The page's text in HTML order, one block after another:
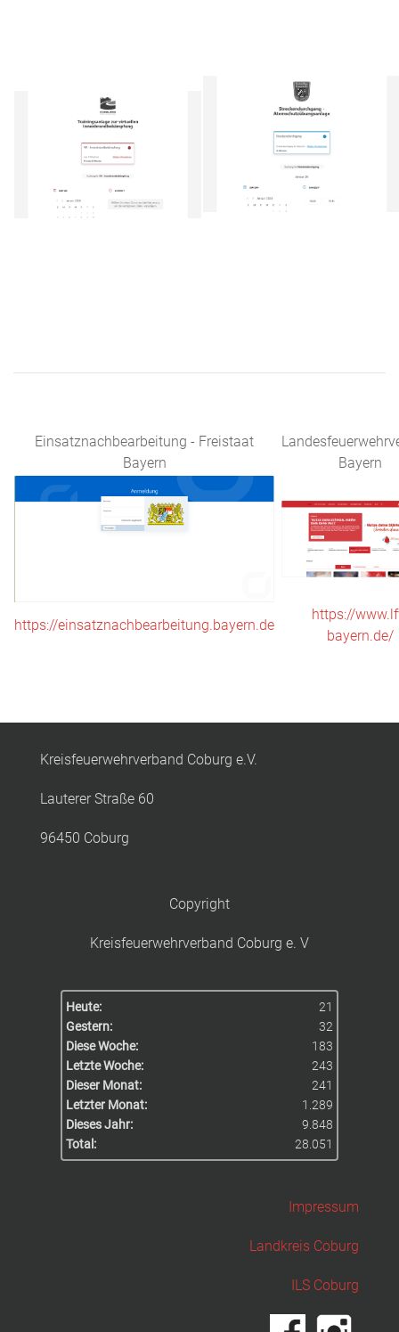
Einsatznachbearbeitung - Freistaat
Bayern
Bayern
https://einsatznachbearbeitung.bayern.de
https://
bayern.de/
Kreisfeuerwehrverband Coburg e.V.
Lauterer Straße 60
96450 Coburg
Copyright
Kreisfeuerwehrverband Coburg e. V
Heute:
21
Gestern:
32
Diese Woche:
183
Letzte Woche:
243
Dieser Monat:
241
Letzter Monat:
1.289
Dieses Jahr:
9.848
Total:
28.051
Impressum
Landkreis Coburg
ILS Coburg